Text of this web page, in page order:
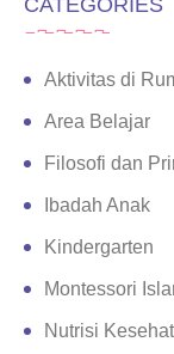
CATEGORIES
Aktivitas di
Area Belajar
Filosofi dan
Ibadah Anak
Kindergarten
Montessori
Nutrisi